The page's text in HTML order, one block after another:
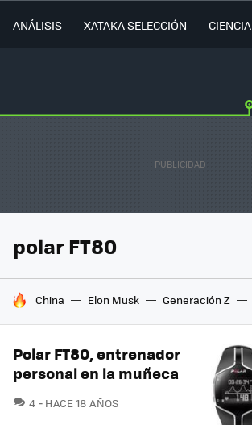
ANÁLISIS XATAKA SELECCIÓN CIENCIA
polar FT80
HOY SE HABLA DE
China Elon Musk Generación Z
Polar FT80, entrenador
personal en la muñeca
4 COMENTARIOS
HACE 18 AÑOS